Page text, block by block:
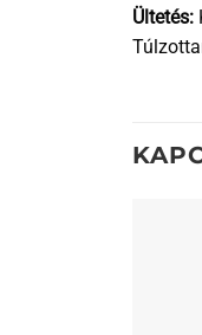
Ültetés: